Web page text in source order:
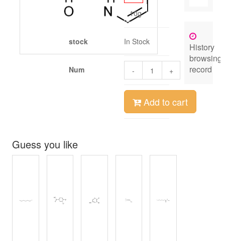
10g
stock In Stock
Num - +
Add to cart
Guess you like
History
browsing
record